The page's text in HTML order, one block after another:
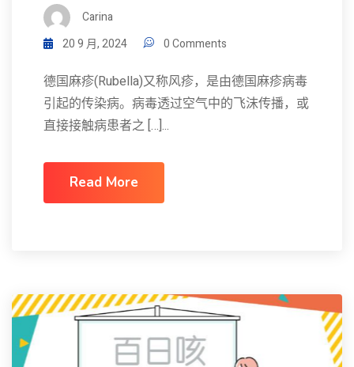
Carina
20 9 月, 2024
0 Comments
德国麻疹(Rubella)又称风疹，是由德国麻疹病毒
引起的传染病。病毒透过空气中的飞沫传播，或
直接接触病患者之 […]...
Read More